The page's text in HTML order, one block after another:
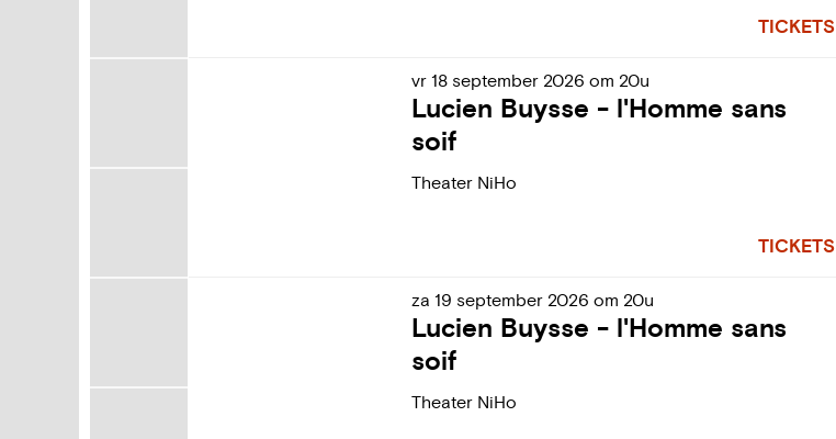
TICKETS
vr 18 september 2026 om 20u
Lucien Buysse - l'Homme sans
soif
Theater NiHo
TICKETS
za 19 september 2026 om 20u
Lucien Buysse - l'Homme sans
soif
Theater NiHo